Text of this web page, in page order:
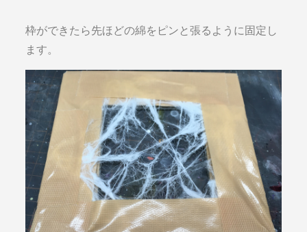
枠ができたら先ほどの綿をピンと張るように固定し
ます。